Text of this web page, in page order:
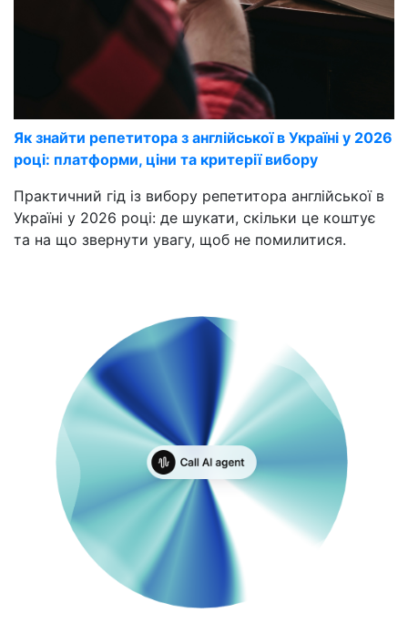
Як знайти репетитора з англійської в Україні у 2026
році: платформи, ціни та критерії вибору
Практичний гід із вибору репетитора англійської в
Україні у 2026 році: де шукати, скільки це коштує
та на що звернути увагу, щоб не помилитися.